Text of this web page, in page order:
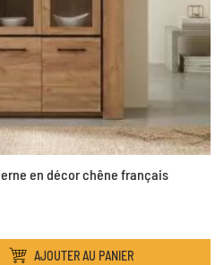
en décor chêne français
AJOUTER AU PANIER